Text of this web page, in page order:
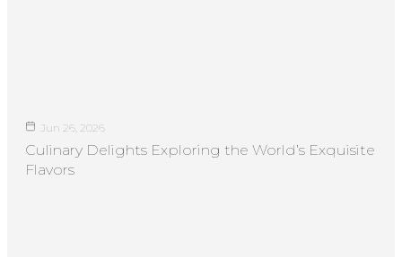
Jun 26, 2026
Culinary Delights Exploring the World’s Exquisite
Flavors